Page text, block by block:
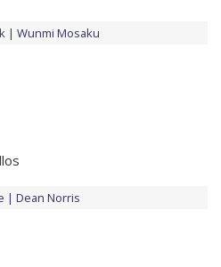
Wunmi Mosaku
Dean Norris